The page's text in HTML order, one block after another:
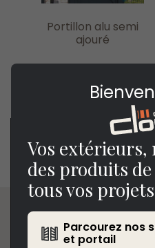
Portillon alu semi
ajouré
Vos extérieurs,
des produits
tous vos projets
Parcourez nos
et portail